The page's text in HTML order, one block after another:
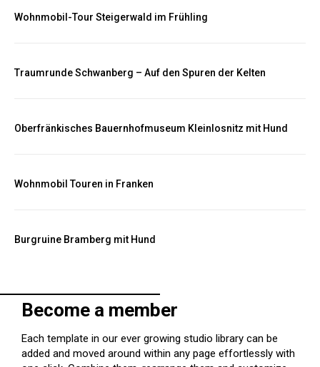
Wohnmobil-Tour Steigerwald im Frühling
Traumrunde Schwanberg – Auf den Spuren der Kelten
Oberfränkisches Bauernhofmuseum Kleinlosnitz mit Hund
Wohnmobil Touren in Franken
Burgruine Bramberg mit Hund
Become a member
Each template in our ever growing studio library can be
added and moved around within any page effortlessly with